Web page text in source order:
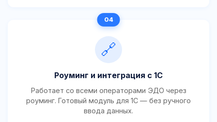
🔗
Роуминг и интеграция с 1С
Работает со всеми операторами ЭДО через
роуминг. Готовый модуль для 1С — без ручного
ввода данных.